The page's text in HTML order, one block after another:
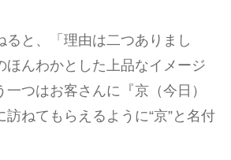
ると、「理由は二つありまし
ほんわかとした上品なイメージ
つはお客さんに『京（今日）
ねてもらえるように“京”と名付